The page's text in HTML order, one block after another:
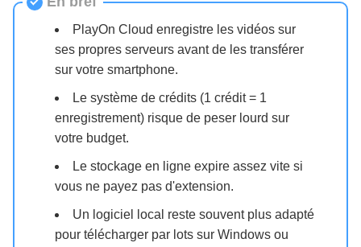
PlayOn Cloud enregistre les vidéos sur
ses propres serveurs avant de les transférer
sur votre smartphone.
Le système de crédits (1 crédit = 1
enregistrement) risque de peser lourd sur
votre budget.
Le stockage en ligne expire assez vite si
vous ne payez pas d'extension.
Un logiciel local reste souvent plus adapté
pour télécharger par lots sur Windows ou